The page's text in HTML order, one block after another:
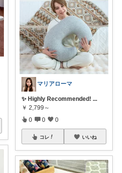
マリアローマ
✨ Highly Recommended! ...
￥ 2,799～
0 0 0
コレ いいね